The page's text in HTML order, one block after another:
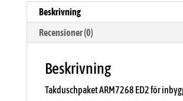
Beskrivning
Recensioner (0)
Beskrivning
Takduschpaket ARM7268 ED2 för